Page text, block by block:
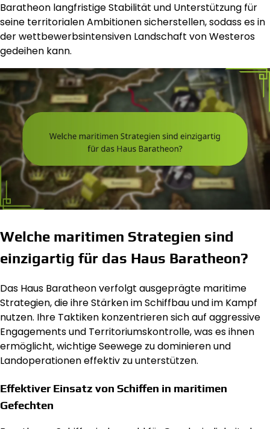
Baratheon langfristige Stabilität und Unterstützung für
seine territorialen Ambitionen sicherstellen, sodass es in
der wettbewerbsintensiven Landschaft von Westeros
gedeihen kann.
Welche maritimen Strategien sind
einzigartig für das Haus Baratheon?
Das Haus Baratheon verfolgt ausgeprägte maritime
Strategien, die ihre Stärken im Schiffbau und im Kampf
nutzen. Ihre Taktiken konzentrieren sich auf aggressive
Engagements und Territoriumskontrolle, was es ihnen
ermöglicht, wichtige Seewege zu dominieren und
Landoperationen effektiv zu unterstützen.
Effektiver Einsatz von Schiffen in maritimen
Gefechten